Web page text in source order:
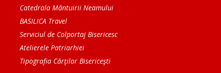
Catedrala Mântuirii Neamului
BASILICA Travel
Serviciul de Colportaj Bisericesc
Atelierele Patriarhiei
Tipografia Cărţilor Bisericeşti